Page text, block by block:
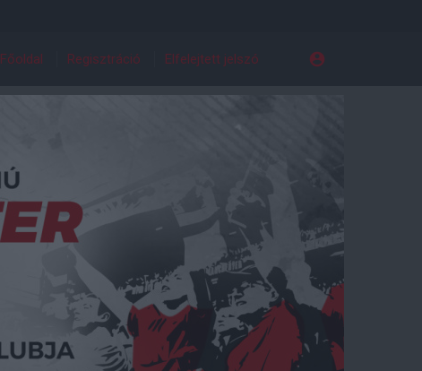
Főoldal Regisztráció Elfelejtett jelszó